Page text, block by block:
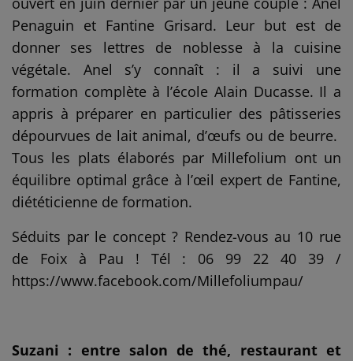
Penaguin et Fantine Grisard. Leur but est de
donner ses lettres de noblesse à la cuisine
végétale. Anel s’y connaît : il a suivi une
formation complète à l’école Alain Ducasse. Il a
appris à préparer en particulier des pâtisseries
dépourvues de lait animal, d’œufs ou de beurre.
Tous les plats élaborés par Millefolium ont un
équilibre optimal grâce à l’œil expert de Fantine,
diététicienne de formation.
Séduits par le concept ? Rendez-vous au 10 rue
de Foix à Pau ! Tél : 06 99 22 40 39 /
https://www.facebook.com/Millefoliumpau/
Suzani : entre salon de thé, restaurant et